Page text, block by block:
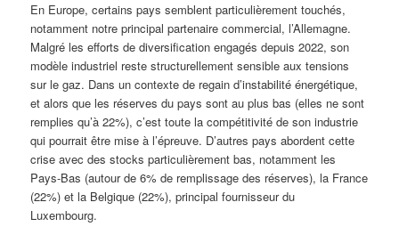
En Europe, certains pays semblent particulièrement touchés,
notamment notre principal partenaire commercial, l’Allemagne.
Malgré les efforts de diversification engagés depuis 2022, son
modèle industriel reste structurellement sensible aux tensions
sur le gaz. Dans un contexte de regain d’instabilité énergétique,
et alors que les réserves du pays sont au plus bas (elles ne sont
remplies qu’à 22%), c’est toute la compétitivité de son industrie
qui pourrait être mise à l’épreuve. D’autres pays abordent cette
crise avec des stocks particulièrement bas, notamment les
Pays-Bas (autour de 6% de remplissage des réserves), la France
(22%) et la Belgique (22%), principal fournisseur du
Luxembourg.